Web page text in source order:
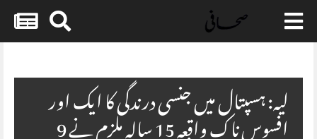
Skip
لیہ: ہسپتال میں جنسی درندگی کا ایک اور